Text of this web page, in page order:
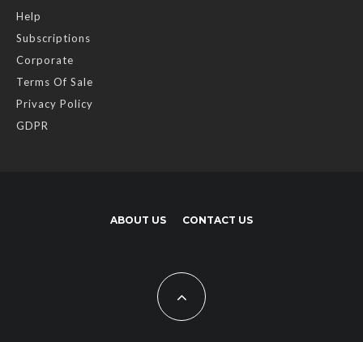
Help
Subscriptions
Corporate
Terms Of Sale
Privacy Policy
GDPR
ABOUT US CONTACT US